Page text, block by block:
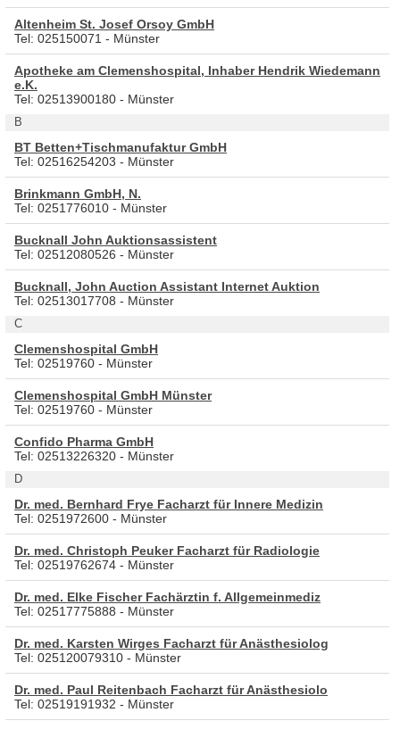
Altenheim St. Josef Orsoy GmbH
Tel: 025150071 - Münster
Apotheke am Clemenshospital, Inhaber Hendrik Wiedemann
e.K.
Tel: 02513900180 - Münster
B
BT Betten+Tischmanufaktur GmbH
Tel: 02516254203 - Münster
Brinkmann GmbH, N.
Tel: 0251776010 - Münster
Bucknall John Auktionsassistent
Tel: 02512080526 - Münster
Bucknall, John Auction Assistant Internet Auktion
Tel: 02513017708 - Münster
C
Clemenshospital GmbH
Tel: 02519760 - Münster
Clemenshospital GmbH Münster
Tel: 02519760 - Münster
Confido Pharma GmbH
Tel: 02513226320 - Münster
D
Dr. med. Bernhard Frye Facharzt für Innere Medizin
Tel: 0251972600 - Münster
Dr. med. Christoph Peuker Facharzt für Radiologie
Tel: 02519762674 - Münster
Dr. med. Elke Fischer Fachärztin f. Allgemeinmediz
Tel: 02517775888 - Münster
Dr. med. Karsten Wirges Facharzt für Anästhesiolog
Tel: 025120079310 - Münster
Dr. med. Paul Reitenbach Facharzt für Anästhesiolo
Tel: 02519191932 - Münster